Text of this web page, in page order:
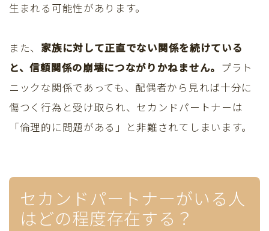
生まれる可能性があります。
また、 家族に対して正直でない関係を続けている
と、信頼関係の崩壊につながりかねません。 プラト
ニックな関係であっても、配偶者から見れば十分に
傷つく行為と受け取られ、セカンドパートナーは
「倫理的に問題がある」と非難されてしまいます。
セカンドパートナーがいる人
はどの程度存在する？